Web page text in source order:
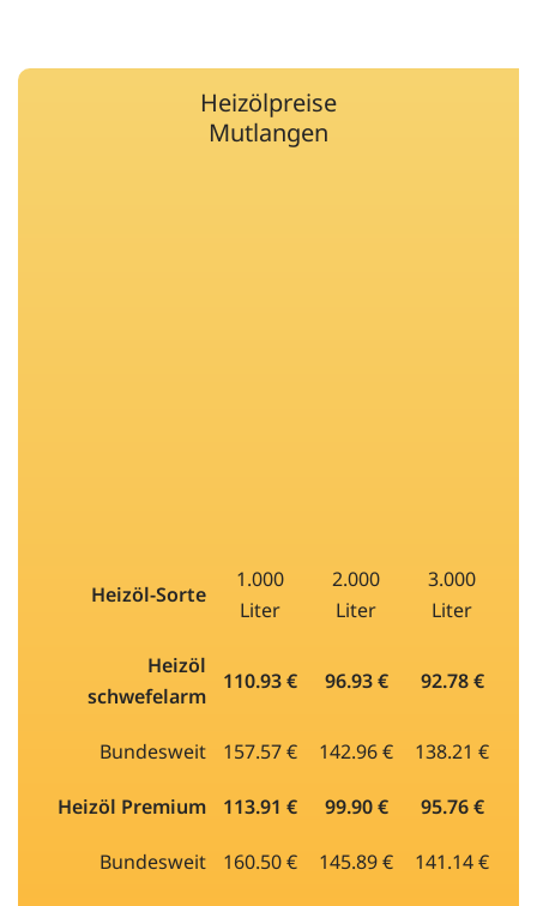
Heizölpreise
Mutlangen
Heizöl-Sorte
1.000
Liter
2.000
Liter
3.000
Liter
Heizöl
schwefelarm
110.93 € 96.93 € 92.78 €
Bundesweit 157.57 € 142.96 € 138.21 €
Heizöl Premium 113.91 € 99.90 € 95.76 €
Bundesweit 160.50 € 145.89 € 141.14 €